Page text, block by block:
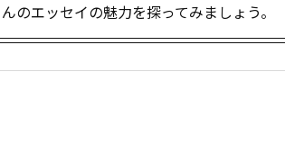
エッセイの魅力を探ってみましょう。